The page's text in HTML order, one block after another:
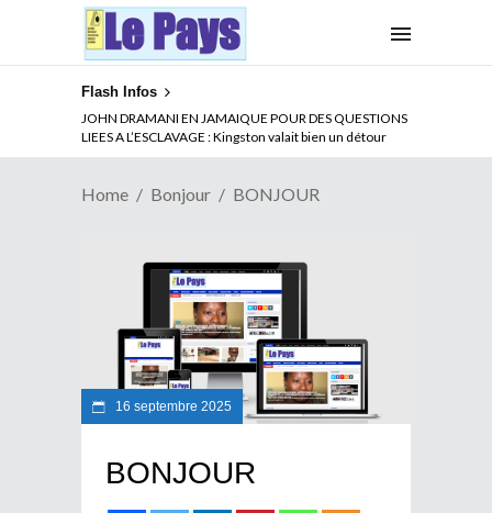
Flash Infos
JOHN DRAMANI EN JAMAIQUE POUR DES QUESTIONS
LIEES A L’ESCLAVAGE : Kingston valait bien un détour
Home Bonjour BONJOUR
16 septembre 2025
BONJOUR